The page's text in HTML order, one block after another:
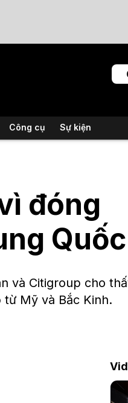
Công cụ Sự kiện
đóng
Quốc
và Citigroup cho
Mỹ và Bắc Kinh.